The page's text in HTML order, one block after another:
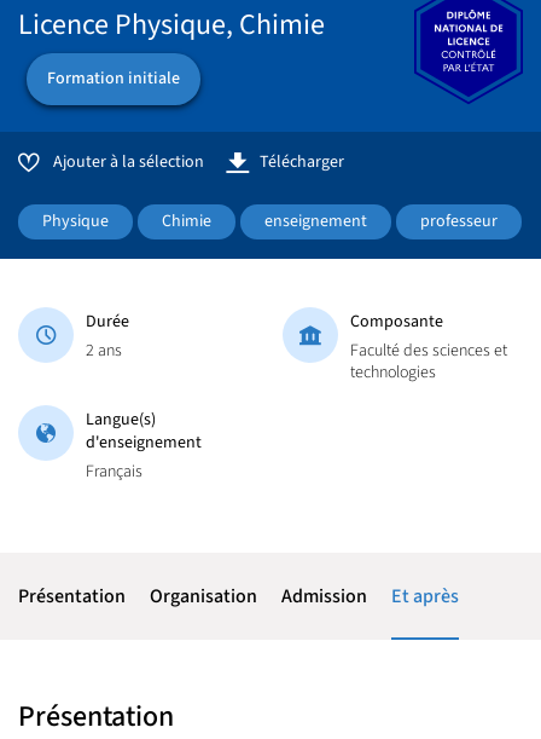
Licence Physique, Chimie
Formation initiale
Ajouter à la sélection Télécharger
Physique Chimie enseignement professeur
Durée
2 ans
Composante
Faculté des sciences et
technologies
Langue(s)
d'enseignement
Français
Présentation Organisation Admission Et après
Présentation